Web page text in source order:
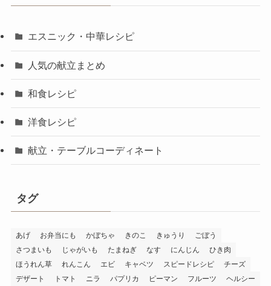
エスニック・中華レシピ
人気の献立まとめ
和食レシピ
洋食レシピ
献立・テーブルコーディネート
タグ
あげ お弁当にも かぼちゃ きのこ きゅうり
ごぼう
さつまいも
じゃがいも たまねぎ なす にんじん
ひき肉
ほうれん草
れんこん エビ キャベツ スピードレシピ
チーズ
デザート
トマト ニラ パプリカ ピーマン フルーツ ヘルシー